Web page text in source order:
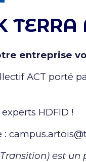
entreprise
ACT porté
HDFID !
est